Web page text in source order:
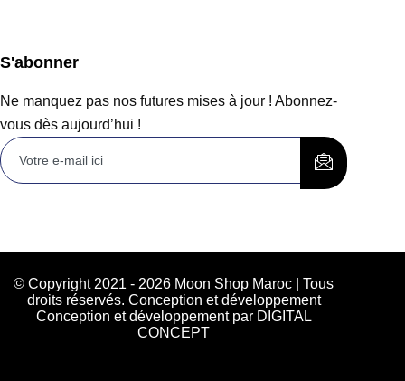
S'abonner
Ne manquez pas nos futures mises à jour ! Abonnez-
vous dès aujourd’hui !
© Copyright 2021 - 2026 Moon Shop Maroc | Tous
droits réservés. Conception et développement
Conception et développement par DIGITAL
CONCEPT